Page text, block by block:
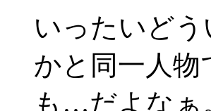
いったいど
かと同一人
も…だよなぁ